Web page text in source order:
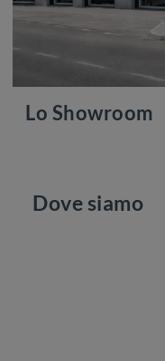
Lo Showroom
Dove siamo